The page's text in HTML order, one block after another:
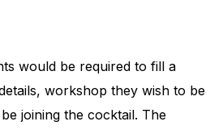
would be required to fill a
workshop they wish to be
joining the cocktail. The